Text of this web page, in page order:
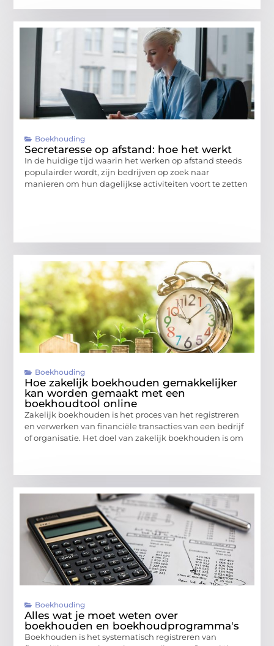
Boekhouding
Secretaresse op afstand: hoe het werkt
In de huidige tijd waarin het werken op afstand steeds
populairder wordt, zijn bedrijven op zoek naar
manieren om hun dagelijkse activiteiten voort te zetten
Boekhouding
Hoe zakelijk boekhouden gemakkelijker
kan worden gemaakt met een
boekhoudtool online
Zakelijk boekhouden is het proces van het registreren
en verwerken van financiële transacties van een bedrijf
of organisatie. Het doel van zakelijk boekhouden is om
Boekhouding
Alles wat je moet weten over
boekhouden en boekhoudprogramma's
Boekhouden is het systematisch registreren van